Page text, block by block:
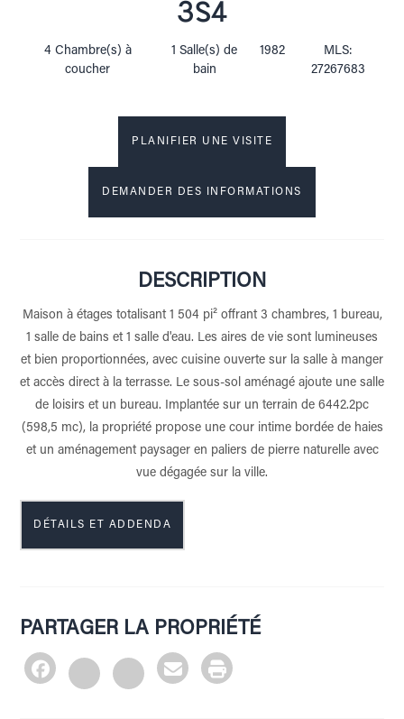
3S4
4 Chambre(s) à
coucher
1 Salle(s) de
bain
1982
MLS:
27267683
PLANIFIER UNE VISITE
DEMANDER DES INFORMATIONS
DESCRIPTION
Maison à étages totalisant 1 504 pi² offrant 3 chambres, 1 bureau,
1 salle de bains et 1 salle d'eau. Les aires de vie sont lumineuses
et bien proportionnées, avec cuisine ouverte sur la salle à manger
et accès direct à la terrasse. Le sous-sol aménagé ajoute une salle
de loisirs et un bureau. Implantée sur un terrain de 6442.2pc
(598,5 mc), la propriété propose une cour intime bordée de haies
et un aménagement paysager en paliers de pierre naturelle avec
vue dégagée sur la ville.
DÉTAILS ET ADDENDA
PARTAGER LA PROPRIÉTÉ